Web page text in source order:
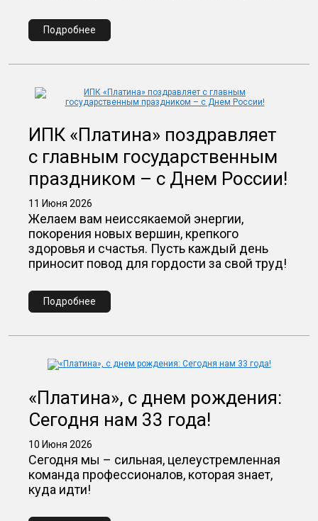
Подробнее
ИПК «Платина» поздравляет
с главным государственным
праздником – с Днем России!
11 Июня 2026
Желаем вам неиссякаемой энергии,
покорения новых вершин, крепкого
здоровья и счастья. Пусть каждый день
приносит повод для гордости за свой труд!
Подробнее
«Платина», с днем рождения:
Сегодня нам 33 года!
10 Июня 2026
Сегодня мы – сильная, целеустремленная
команда профессионалов, которая знает,
куда идти!